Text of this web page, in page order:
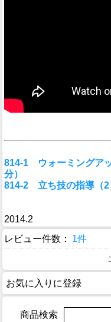
814-1 ウォーミングア
分）
814-2 立ち技の指導（2
2014.2
レビュー件数：
1件
お気に入りに登録
商品検索